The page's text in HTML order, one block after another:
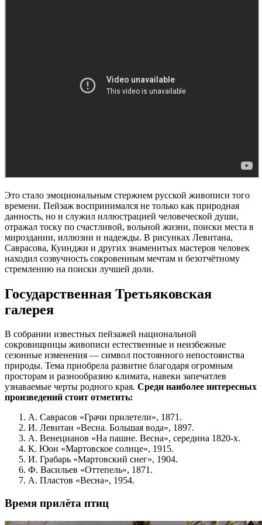
Это стало эмоциональным стержнем русской живописи того
времени. Пейзаж воспринимался не только как природная
данность, но и служил иллюстрацией человеческой души,
отражал тоску по счастливой, вольной жизни, поиски места в
мироздании, иллюзии и надежды. В рисунках Левитана,
Саврасова, Куинджи и других знаменитых мастеров человек
находил созвучность сокровенным мечтам и безотчётному
стремлению на поиски лучшей доли.
Государственная Третьяковская
галерея
В собрании известных пейзажей национальной
сокровищницы живописи естественные и неизбежные
сезонные изменения — символ постоянного непостоянства
природы. Тема приобрела развитие благодаря огромным
просторам и разнообразию климата, навеки запечатлев
узнаваемые черты родного края. Среди наиболее интересных
произведений стоит отметить:
А. Саврасов «Грачи прилетели», 1871.
И. Левитан «Весна. Большая вода», 1897.
А. Венецианов «На пашне. Весна», середина 1820-х.
К. Юон «Мартовское солнце», 1915.
И. Грабарь «Мартовский снег», 1904.
Ф. Васильев «Оттепель», 1871.
А. Пластов «Весна», 1954.
Время прилёта птиц